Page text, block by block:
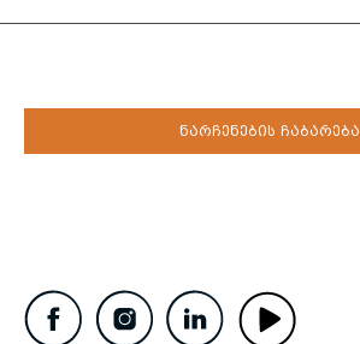
ნარჩენების ჩაბარება